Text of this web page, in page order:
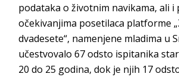
podataka o životnim navikama, ali i
očekivanjima posetilaca platforme
dvadesete“, namenjene mladima u
učestvovalo 67 odsto ispitanika
20 do 25 godina, dok je njih 17